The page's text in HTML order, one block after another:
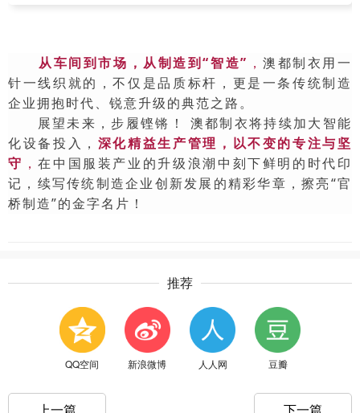
从车间到市场，从制造到“智造” ，澳都制衣用一
针一线织就的，不仅是品质标杆，更是一条传统制造
企业拥抱时代、锐意升级的典范之路。
展望未来，步履铿锵！ 澳都制衣将持续加大智能
化设备投入， 深化精益生产管理， 以不变的专注与坚
守 ，在中国服装产业的升级浪潮中刻下鲜明的时代印
记，续写传统制造企业创新发展的精彩华章，擦亮“官
桥制造”的金字名片！
推荐
QQ空间 新浪微博 人人网 豆瓣